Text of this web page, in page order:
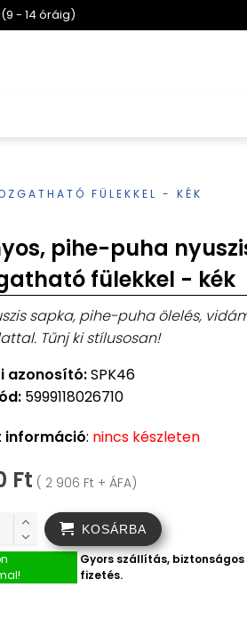
- 14 óráig)
FÜLEKKEL - KÉK
pihe-puha
fülekkel - kék
sapka, pihe-puha ölelés,
Tűnj ki stílusosan!
azonosító:SPK46
5999118026710
információ: nincs készleten
Ft ( 2 906 Ft + ÁFA)
KOSÁRBA
Gyors szállítás, biztonságos
fizetés.